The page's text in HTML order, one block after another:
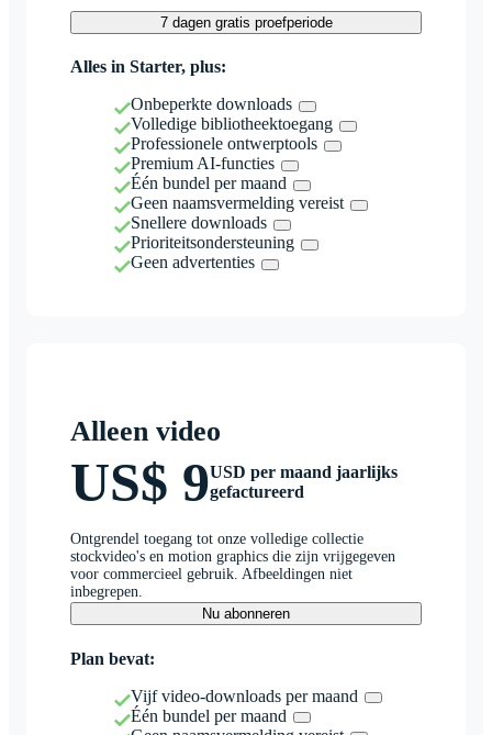
7 dagen gratis proefperiode
Alles in Starter, plus:
Onbeperkte downloads
Volledige bibliotheektoegang
Professionele ontwerptools
Premium AI-functies
Één bundel per maand
Geen naamsvermelding vereist
Snellere downloads
Prioriteitsondersteuning
Geen advertenties
Alleen video
US$ 9USD per maand jaarlijks
gefactureerd
Ontgrendel toegang tot onze volledige collectie
stockvideo's en motion graphics die zijn vrijgegeven
voor commercieel gebruik. Afbeeldingen niet
inbegrepen.
Nu abonneren
Plan bevat:
Vijf video-downloads per maand
Één bundel per maand